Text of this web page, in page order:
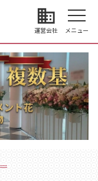
business
運営会社 メニュー